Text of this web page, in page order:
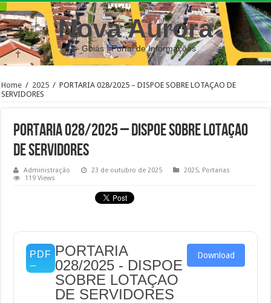
Nova Aurora
– Goiás | Portal de Informações
Home / 2025 / PORTARIA 028/2025 – DISPOE SOBRE LOTAÇAO DE
SERVIDORES
PORTARIA 028/2025 – DISPOE SOBRE LOTAÇAO
DE SERVIDORES
Administração 23 de outubro de 2025 2025, Portarias
119 Views
PORTARIA
028/2025 - DISPOE
SOBRE LOTAÇAO
DE SERVIDORES
Download